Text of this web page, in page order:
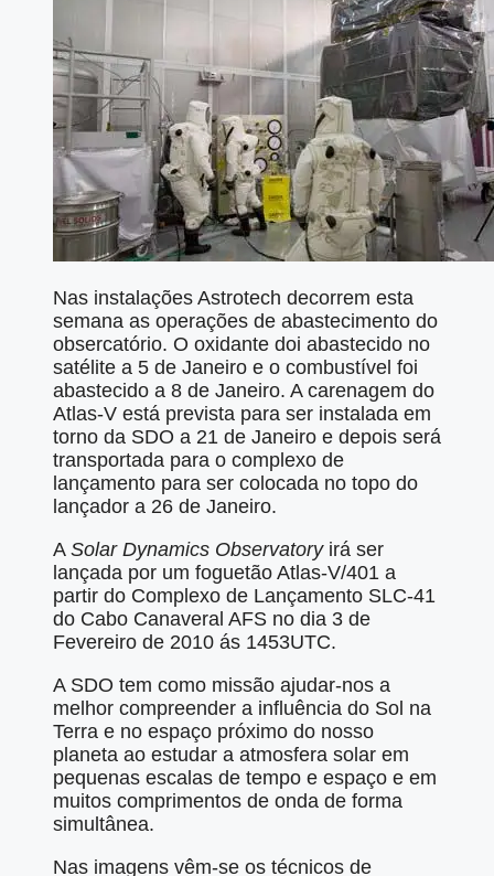
Nas instalações Astrotech decorrem esta
semana as operações de abastecimento do
obsercatório. O oxidante doi abastecido no
satélite a 5 de Janeiro e o combustível foi
abastecido a 8 de Janeiro. A carenagem do
Atlas-V está prevista para ser instalada em
torno da SDO a 21 de Janeiro e depois será
transportada para o complexo de
lançamento para ser colocada no topo do
lançador a 26 de Janeiro.
A Solar Dynamics Observatory irá ser
lançada por um foguetão Atlas-V/401 a
partir do Complexo de Lançamento SLC-41
do Cabo Canaveral AFS no dia 3 de
Fevereiro de 2010 ás 1453UTC.
A SDO tem como missão ajudar-nos a
melhor compreender a influência do Sol na
Terra e no espaço próximo do nosso
planeta ao estudar a atmosfera solar em
pequenas escalas de tempo e espaço e em
muitos comprimentos de onda de forma
simultânea.
Nas imagens vêm-se os técnicos de